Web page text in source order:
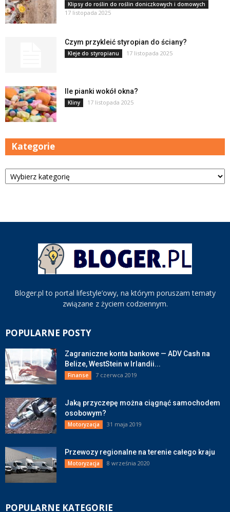
Klipsy do roślin do roślin doniczkowych i domowych
17 listopada 2025
Czym przykleić styropian do ściany?
Kleje do styropianu 17 listopada 2025
Ile pianki wokół okna?
Kliny 17 listopada 2025
Kategorie
Kategorie
Bloger.pl to portal lifestyle’owy, na którym poruszam tematy
związane z życiem codziennym.
POPULARNE POSTY
Zagraniczne konta bankowe — ADV Cash na
Belize, WestStein w Irlandii...
Finanse 7 czerwca 2019
Jaką przyczepę można ciągnąć samochodem
osobowym?
Motoryzacja 31 maja 2019
Przewozy regionalne na terenie całego kraju
Motoryzacja 8 września 2020
POPULARNE KATEGORIE